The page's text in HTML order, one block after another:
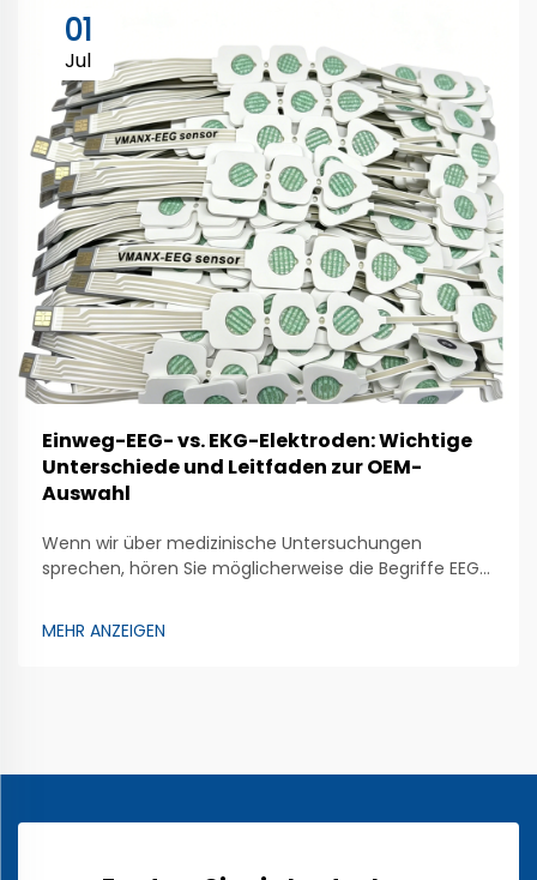
01
Jul
Einweg-EEG- vs. EKG-Elektroden: Wichtige
Unterschiede und Leitfaden zur OEM-
Auswahl
Wenn wir über medizinische Untersuchungen
sprechen, hören Sie möglicherweise die Begriffe EEG
um Ärzten zu helfen, den Gesundheitszustand
unseres Körpers zu überprüfen. Das EEG
MEHR ANZEIGEN